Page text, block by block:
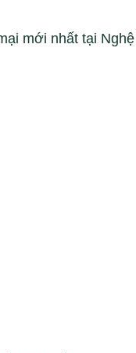
mới nhất tại Nghệ